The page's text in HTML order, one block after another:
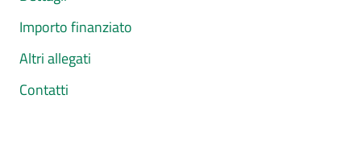
Importo finanziato
Altri allegati
Contatti